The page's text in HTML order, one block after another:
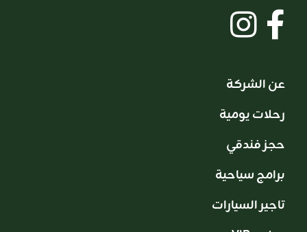
عن الشركة
رحلات يومية
حجز فندقي
برامج سياحية
تاجير السيارات